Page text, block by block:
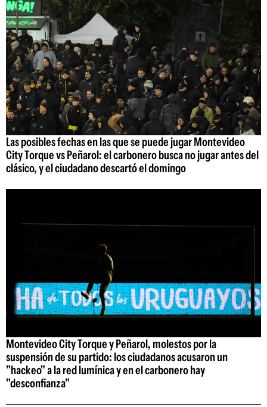
Las posibles fechas en las que se puede jugar Montevideo
City Torque vs Peñarol: el carbonero busca no jugar antes del
clásico, y el ciudadano descartó el domingo
Montevideo City Torque y Peñarol, molestos por la
suspensión de su partido: los ciudadanos acusaron un
"hackeo" a la red lumínica y en el carbonero hay
"desconfianza"